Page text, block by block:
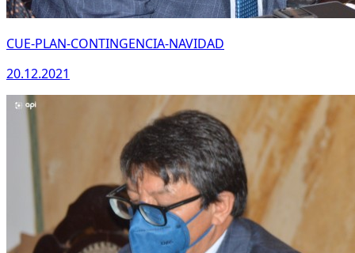
CUE-PLAN-CONTINGENCIA-NAVIDAD
20.12.2021